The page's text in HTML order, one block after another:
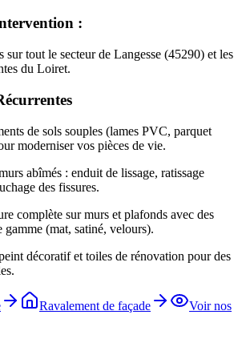
:
sur tout le secteur de Langesse (45290) et les
du Loiret.
de sols souples (lames PVC, parquet
moderniser vos pièces de vie.
abîmés : enduit de lissage, ratissage
des fissures.
complète sur murs et plafonds avec des
(mat, satiné, velours).
décoratif et toiles de rénovation pour des
Ravalement de façade
Voir nos